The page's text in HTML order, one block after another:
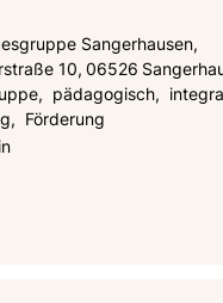
Sangerhausen
10 06526
pädagogisch
Förderung